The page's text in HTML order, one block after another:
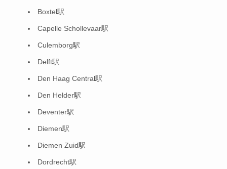
Boxtel駅
Capelle Schollevaar駅
Culemborg駅
Delft駅
Den Haag Central駅
Den Helder駅
Deventer駅
Diemen駅
Diemen Zuid駅
Dordrecht駅